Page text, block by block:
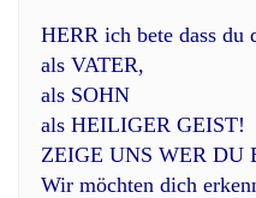
HERR ich bete dass du
als VATER,
als SOHN
als HEILIGER GEIST!
ZEIGE UNS WER
Wir möchten dich